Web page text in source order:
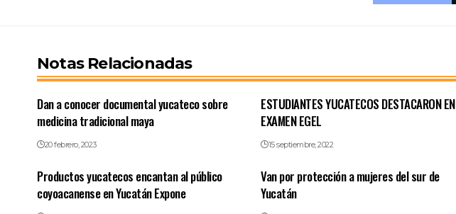
Notas Relacionadas
Dan a conocer documental yucateco sobre
medicina tradicional maya
20 febrero, 2023
ESTUDIANTES YUCATECOS DESTACARON EN
EXAMEN EGEL
15 septiembre, 2022
Productos yucatecos encantan al público
coyoacanense en Yucatán Expone
Van por protección a mujeres del sur de
Yucatán